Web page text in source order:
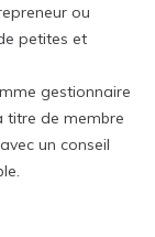
ou
petites et
gestionnaire
titre de membre
un conseil